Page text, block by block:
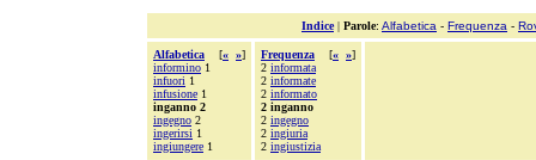
Indice| Parole: Alfabetica - Frequenza -
Alfabetica [« »]
informino 1
infuori 1
infusione 1
inganno 2
ingegno 2
ingerirsi 1
ingiungere 1
Frequenza [« »]
2 informata
2 informate
2 informato
2 inganno
2 ingegno
2 ingiuria
2 ingiustizia